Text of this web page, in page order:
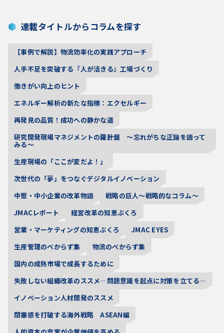
連載タイトルからコラムを探す
【事例で解説】物流効率化の実践アプローチ
人手不足を突破する『人が活きる』工場づくり
働きがい向上のヒント
エネルギー解析の新たな指標：エクセルギー
再発見の品質！成功への静かな道
研究開発現場マネジメントの羅針盤 〜忘れがちな正論を語って
みる〜
生産現場の「ここが変だよ！」
次世代の「夢」をつなぐデジタルイノベーション
中堅・中小企業の改革物語
戦略の巨人～戦略的なコラム～
JMACレポート
経営改革の知恵ぶくろ
営業・マーケティングの知恵ぶくろ
JMAC EYES
生産管理のべからず集
物流のべからず集
国内の成熟市場で成長するために
失敗しない組織改革のススメ―問題意識を起点に対策を立てる―
イノベーション人材開発のススメ
閉塞感を打破する海外戦略 ASEAN編